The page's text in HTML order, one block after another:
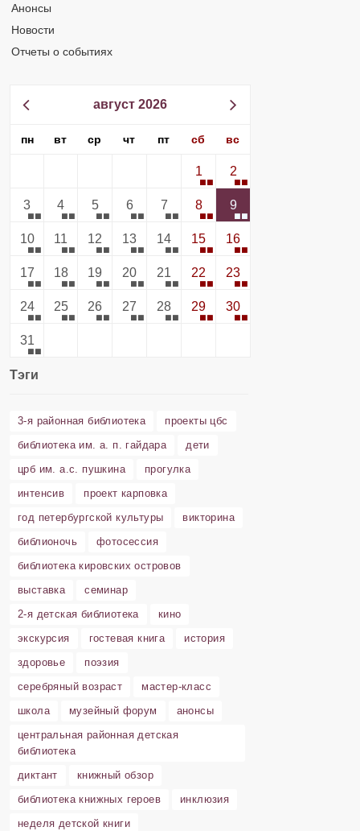
Анонсы
Новости
Отчеты о событиях
август 2026
пн вт ср чт пт сб вс
1 2
3 4 5 6 7 8 9
10 11 12 13 14 15 16
17 18 19 20 21 22 23
24 25 26 27 28 29 30
31
Тэги
3-я районная библиотека
проекты цбс
библиотека им. а. п. гайдара
дети
црб им. а.с. пушкина
прогулка
интенсив
проект карповка
год петербургской культуры
викторина
библионочь
фотосессия
библиотека кировских островов
выставка
семинар
2-я детская библиотека
кино
экскурсия
гостевая книга
история
здоровье
поэзия
серебряный возраст
мастер-класс
школа
музейный форум
анонсы
центральная районная детская
библиотека
диктант
книжный обзор
библиотека книжных героев
инклюзия
неделя детской книги